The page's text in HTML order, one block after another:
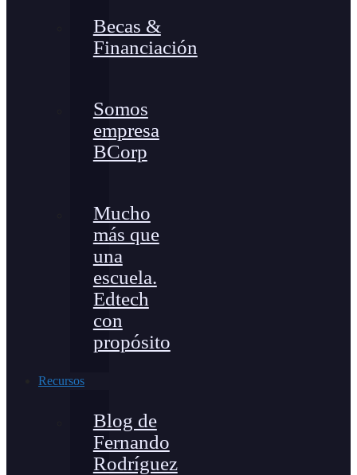
Becas &
Financiación
Somos
empresa
BCorp
Mucho
más que
una
escuela.
Edtech
con
propósito
Recursos
Blog de
Fernando
Rodríguez